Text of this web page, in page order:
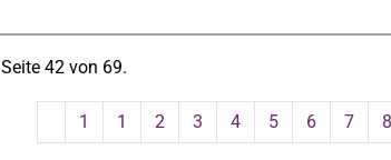
Seite 42 von 69.
1 1 2 3 4 5 6 7 8